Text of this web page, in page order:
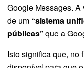
Google Messages. A
de um “sistema
públicas” que a
Isto significa que, no